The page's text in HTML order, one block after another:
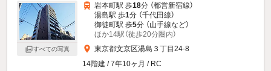
すべての写真
岩本町駅 歩18分 （都営新宿線）
湯島駅 歩1分 （千代田線）
御徒町駅 歩5分 （山手線など）
ほか14駅（徒歩20分圏内）
東京都文京区湯島３丁目24-8
14階建 / 7年10ヶ月 / RC